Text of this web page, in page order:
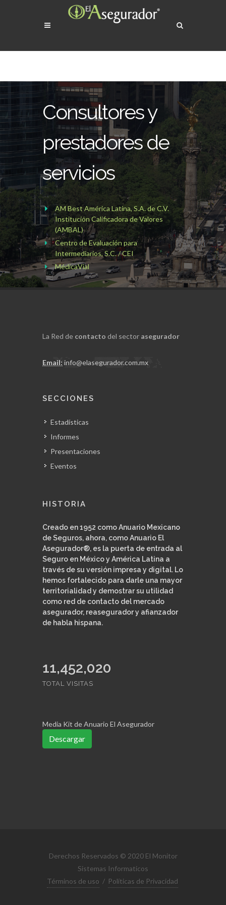
Consultores y
prestadores de
servicios
AM Best América Latina, S.A. de C.V.
Institución Calificadora de Valores
(AMBAL)
Centro de Evaluación para
Intermediarios, S.C. / CEI
MédicaVial
La Red de contacto del sector asegurador
Email: info@elasegurador.com.mx
SECCIONES
Estadísticas
Informes
Presentaciones
Eventos
HISTORIA
Creado en 1952 como Anuario Mexicano
de Seguros, ahora, como Anuario El
Asegurador®, es la puerta de entrada al
Seguro en México y América Latina a
través de su versión impresa y digital. Lo
hemos fortalecido para darle una mayor
territorialidad y demostrar su utilidad
como red de contacto del mercado
asegurador, reasegurador y afianzador
de habla hispana.
11,452,020
TOTAL VISITAS
Media Kit de Anuario El Asegurador
Descargar
Derechos Reservados © 2020 El Monitor
Sistemas Informaticos
Términos de uso / Políticas de Privacidad